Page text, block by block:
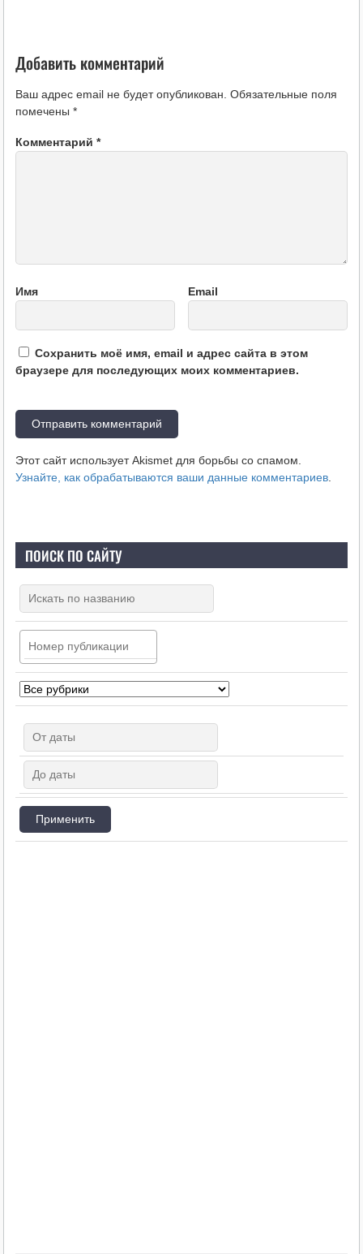
Добавить комментарий
Ваш адрес email не будет опубликован. Обязательные поля
помечены *
Комментарий *
Имя Email
Сохранить моё имя, email и адрес сайта в этом
браузере для последующих моих комментариев.
Этот сайт использует Akismet для борьбы со спамом.
Узнайте, как обрабатываются ваши данные комментариев.
ПОИСК ПО САЙТУ